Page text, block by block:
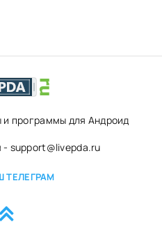
и программы для Андроид
support@livepda.ru
ТЕЛЕГРАМ